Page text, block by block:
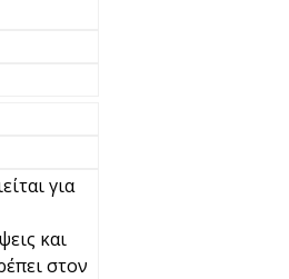
για
και
στον